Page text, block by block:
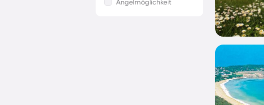
Angelmöglichkeit